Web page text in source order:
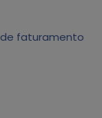
faturamento